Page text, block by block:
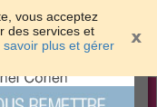
vous acceptez
des services et
savoir plus et gérer
×